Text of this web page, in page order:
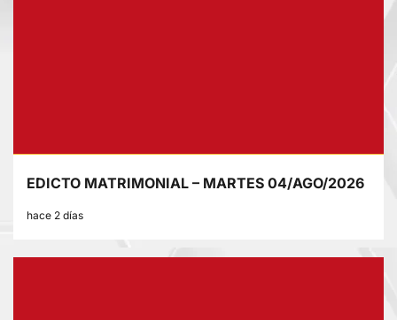
EDICTO MATRIMONIAL – MARTES 04/AGO/2026
hace 2 días